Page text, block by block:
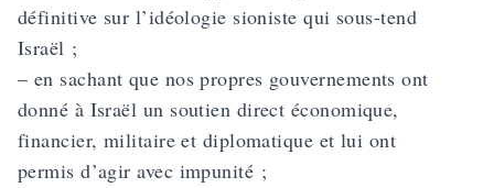
définitive sur l’idéologie sioniste qui sous-tend
Israël ;
– en sachant que nos propres gouvernements ont
donné à Israël un soutien direct économique,
financier, militaire et diplomatique et lui ont
permis d’agir avec impunité ;